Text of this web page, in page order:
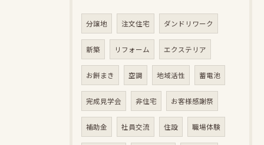
分譲地 注文住宅 ダンドリワーク
新築 リフォーム エクステリア
お餅まき 空調 地域活性 蓄電池
完成見学会 非住宅 お客様感謝祭
補助金 社員交流 住設 職場体験